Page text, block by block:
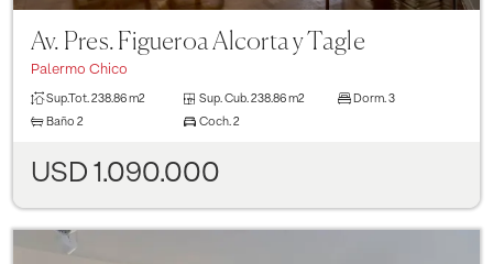
Av. Pres. Figueroa Alcorta y Tagle
Palermo Chico
Sup.Tot. 238.86 m2 Sup. Cub. 238.86 m2 Dorm. 3
Baño 2 Coch. 2
USD 1.090.000